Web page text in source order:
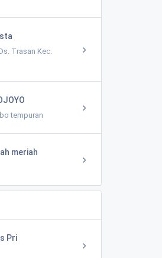
Trasan Kec.
tempuran
meriah
Pri